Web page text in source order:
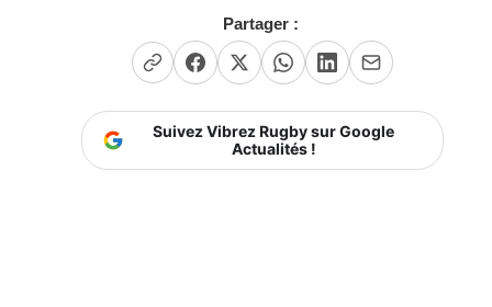
Partager :
Suivez Vibrez Rugby sur Google
Actualités !